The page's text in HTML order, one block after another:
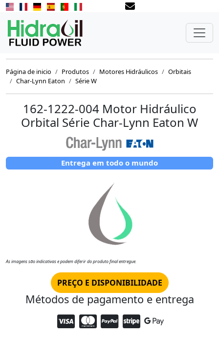
Página de inicio Produtos Motores Hidráulicos
Orbitais
Char-Lynn Eaton
Série W
162-1222-004 Motor Hidráulico
Orbital Série Char-Lynn Eaton W
Entrega em todo o mundo
As imagens são indicativas e podem diferir do produto final entregue.
PREÇO E DISPONIBILIDADE
Métodos de pagamento e entrega